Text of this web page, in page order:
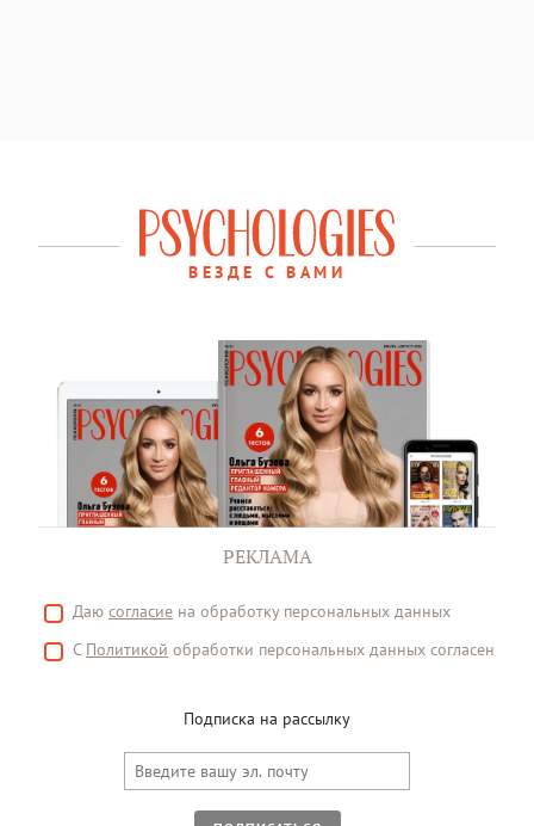
ВЕЗДЕ С ВАМИ
РЕКЛАМА
Даю согласие на обработку персональных данных
С Политикой обработки персональных данных согласен
Подписка на рассылку